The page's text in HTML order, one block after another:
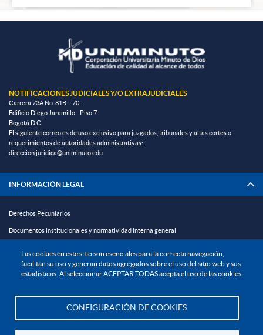
Las cookies en este sitio son esenciales para la correcta navegación,
facilitan su uso y generan datos agregados sobre el uso del sitio web y sus
estadísticas. Al seleccionar ACEPTAR TODAS acepta el uso de las cookies
CONFIGURACIÓN DE COOKIES
NOTIFICACIONES JUDICIALES Y/O EXTRAJUDICIALES
Carrera 73A No. 81B – 70.
Edificio Diego Jaramillo - Piso 7
Bogotá D.C.
El siguiente correo es de uso exclusivo para juzgados, tribunales y altas cortes o
requerimientos de autoridades administrativas:
direccion.juridica@uniminuto.edu
INFORMACIÓN LEGAL
Derechos Pecuniarios
Documentos institucionales y normatividad interna general
Reglamento profesoral
Política de protección de datos personales